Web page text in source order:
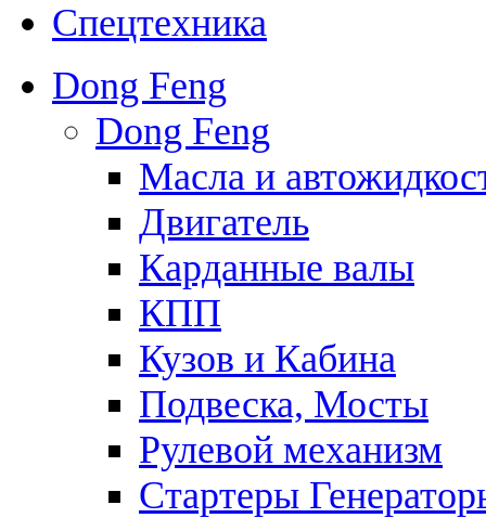
Спецтехника
Dong Feng
Dong Feng
Масла и
Двигатель
Карданные валы
КПП
Кузов и Кабина
Подвеска, Мосты
Рулевой механизм
Стартеры